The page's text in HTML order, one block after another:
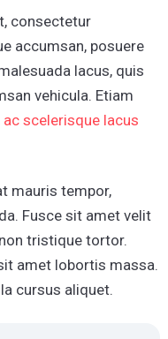
consectetur
accumsan, posuere
lacus, quis
vehicula. Etiam
ac scelerisque lacus
mauris tempor,
Fusce sit amet velit
tristique tortor.
amet lobortis massa.
cursus aliquet.